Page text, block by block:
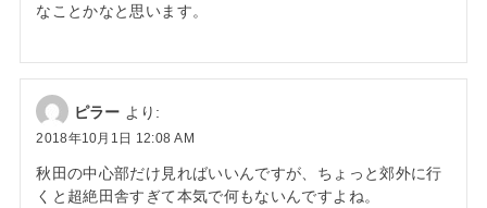
なことかなと思います。
ピラー より:
2018年10月1日 12:08 AM
秋田の中心部だけ見ればいいんですが、ちょっと郊外に行
くと超絶田舎すぎて本気で何もないんですよね。